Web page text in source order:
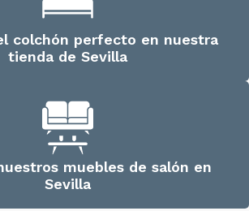
colchón perfecto en nuestra
tienda de Sevilla
muebles de salón en
Sevilla